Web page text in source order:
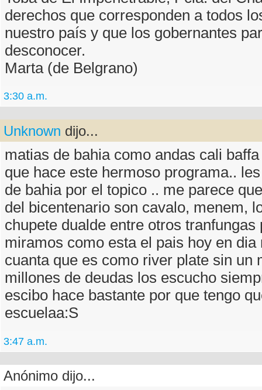
derechos que corresponden a todos
nuestro país y que los gobernantes
desconocer.
Marta (de Belgrano)
3:30 a.m.
Unknown dijo...
matias de bahia como andas cali
que hace este hermoso programa..
de bahia por el topico .. me parece
del bicentenario son cavalo, menem,
chupete dualde entre otros tranfungas
miramos como esta el pais hoy en dia
cuanta que es como river plate sin un
millones de deudas los escucho
escibo hace bastante por que tengo
escuelaa:S
3:47 a.m.
Anónimo dijo...